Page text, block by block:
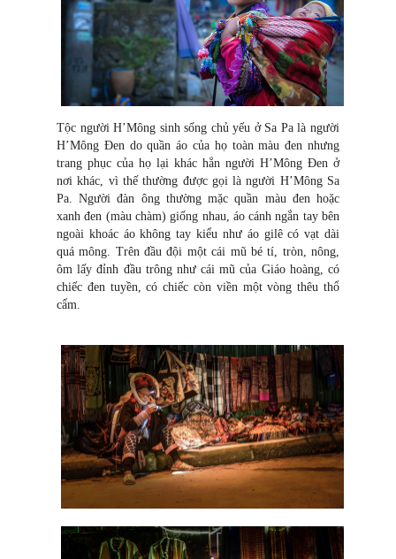
Tộc người H’Mông sinh sống chủ yếu ở Sa Pa là người
H’Mông Đen do quần áo của họ toàn màu đen nhưng
trang phục của họ lại khác hẳn người H’Mông Đen ở
nơi khác, vì thế thường được gọi là người H’Mông Sa
Pa. Người đàn ông thường mặc quần màu đen hoặc
xanh đen (màu chàm) giống nhau, áo cánh ngắn tay bên
ngoài khoác áo không tay kiểu như áo gilê có vạt dài
quá mông. Trên đầu đội một cái mũ bé tí, tròn, nông,
ôm lấy đỉnh đầu trông như cái mũ của Giáo hoàng, có
chiếc đen tuyền, có chiếc còn viền một vòng thêu thổ
cẩm.